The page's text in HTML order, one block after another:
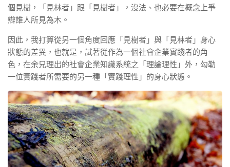
個見樹，「見林者」跟「見樹者」，沒法、也必要在概念上爭
辯誰人所見為木。
因此，我打算從另一個角度回應「見樹者」與「見林者」身心
狀態的差異，也就是，試著從作為一個社會企業實踐者的角
色，在余兄理出的社會企業知識系統之「理論理性」外，勾勒
一位實踐者所需要的另一種「實踐理性」的身心狀態。